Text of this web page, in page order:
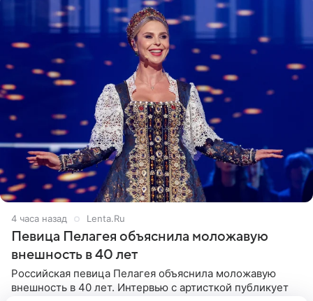
4 часа назад Lenta.Ru
Певица Пелагея объяснила моложавую
внешность в 40 лет
Российская певица Пелагея объяснила моложавую
внешность в 40 лет. Интервью с артисткой публикует